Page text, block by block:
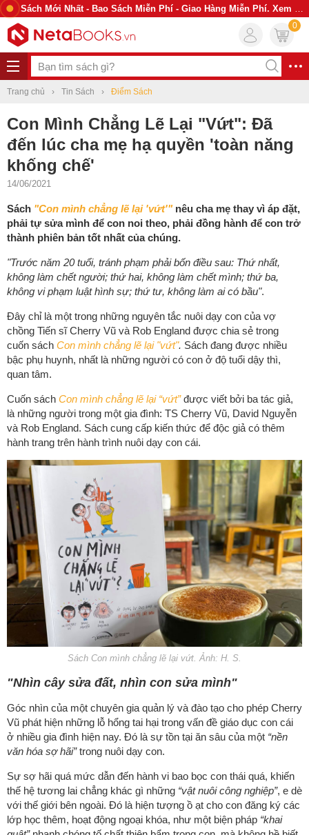
Sách Mới Nhất - Bao Sách Miễn Phí - Giao Hàng Miễn Phí. Xem Ngay
0
Trang chủ Tin Sách Điểm Sách
Con Mình Chẳng Lẽ Lại "Vứt": Đã
đến lúc cha mẹ hạ quyền 'toàn năng
khống chế'
14/06/2021
Sách "Con mình chẳng lẽ lại 'vứt'"nêu cha mẹ thay vì áp đặt,
phải tự sửa mình để con noi theo, phải đồng hành để con trở
thành phiên bản tốt nhất của chúng.
"Trước năm 20 tuổi, tránh phạm phải bốn điều sau: Thứ nhất,
không làm chết người; thứ hai, không làm chết mình; thứ ba,
không vi phạm luật hình sự; thứ tư, không làm ai có bầu".
Đây chỉ là một trong những nguyên tắc nuôi dạy con của vợ
chồng Tiến sĩ Cherry Vũ và Rob England được chia sẻ trong
cuốn sách Con mình chẳng lẽ lại "vứt". Sách đang được nhiều
bậc phụ huynh, nhất là những người có con ở độ tuổi dậy thì,
quan tâm.
Cuốn sách Con mình chẳng lẽ lại “vứt”được viết bởi ba tác giả,
là những người trong một gia đình: TS Cherry Vũ, David Nguyễn
và Rob England. Sách cung cấp kiến thức để độc giả có thêm
hành trang trên hành trình nuôi dạy con cái.
Sách Con mình chẳng lẽ lại vứt. Ảnh: H. S.
"Nhìn cây sửa đất, nhìn con sửa mình"
Góc nhìn của một chuyên gia quản lý và đào tạo cho phép Cherry
Vũ phát hiện những lỗ hổng tai hại trong vấn đề giáo dục con cái
ở nhiều gia đình hiện nay. Đó là sự tồn tại ăn sâu của một “nền
văn hóa sợ hãi”trong nuôi dạy con.
Sự sợ hãi quá mức dẫn đến hành vi bao bọc con thái quá, khiến
thế hệ tương lai chẳng khác gì những “vật nuôi công nghiệp”, e dè
với thế giới bên ngoài. Đó là hiện tượng ồ ạt cho con đăng ký các
lớp học thêm, hoạt động ngoại khóa, như một biện pháp “khai